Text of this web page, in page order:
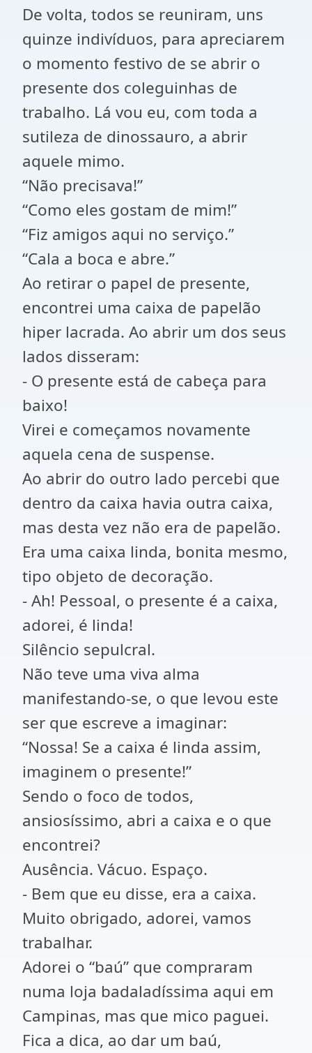
De volta, todos se reuniram, uns
quinze indivíduos, para apreciarem
o momento festivo de se abrir o
presente dos coleguinhas de
trabalho. Lá vou eu, com toda a
sutileza de dinossauro, a abrir
aquele mimo.
“Não precisava!”
“Como eles gostam de mim!”
“Fiz amigos aqui no serviço.”
“Cala a boca e abre.”
Ao retirar o papel de presente,
encontrei uma caixa de papelão
hiper lacrada. Ao abrir um dos seus
lados disseram:
- O presente está de cabeça para
baixo!
Virei e começamos novamente
aquela cena de suspense.
Ao abrir do outro lado percebi que
dentro da caixa havia outra caixa,
mas desta vez não era de papelão.
Era uma caixa linda, bonita mesmo,
tipo objeto de decoração.
- Ah! Pessoal, o presente é a caixa,
adorei, é linda!
Silêncio sepulcral.
Não teve uma viva alma
manifestando-se, o que levou este
ser que escreve a imaginar:
“Nossa! Se a caixa é linda assim,
imaginem o presente!”
Sendo o foco de todos,
ansiosíssimo, abri a caixa e o que
encontrei?
Ausência. Vácuo. Espaço.
- Bem que eu disse, era a caixa.
Muito obrigado, adorei, vamos
trabalhar.
Adorei o “baú” que compraram
numa loja badaladíssima aqui em
Campinas, mas que mico paguei.
Fica a dica, ao dar um baú,